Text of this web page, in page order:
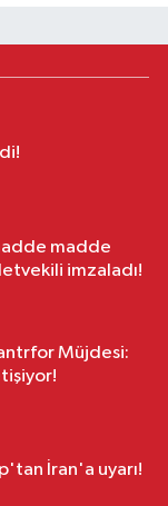
madde
imzaladı!
Müjdesi:
İran'a uyarı!